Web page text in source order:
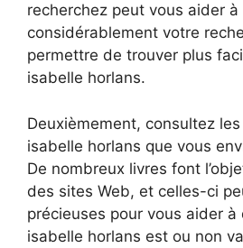
recherchez peut vous aider
considérablement votre
permettre de trouver plus
isabelle horlans.
Deuxièmement, consultez
isabelle horlans que vous
De nombreux livres font
des sites Web, et celles-ci
précieuses pour vous aider à
isabelle horlans est ou non